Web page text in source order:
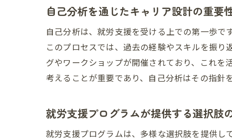
自己分析を通じたキャリア設計の重要
自己分析は、就労支援を受ける上での第一歩で
このプロセスでは、過去の経験やスキルを振
グやワークショップが開催されており、これを
考えることが重要であり、自己分析はその指針
就労支援プログラムが提供する選択肢
就労支援プログラムは、多様な選択肢を提供し